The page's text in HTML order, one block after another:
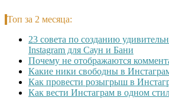
Топ за 2 месяца:
23 совета по созданию
Instagram для Саун и Бани
Почему не отображаются
Какие ники свободны в
Как провести розыгрыш в
Как вести Инстаграм в одном